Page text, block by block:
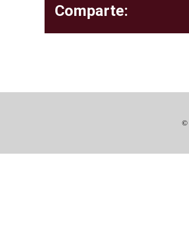
Comparte:
©